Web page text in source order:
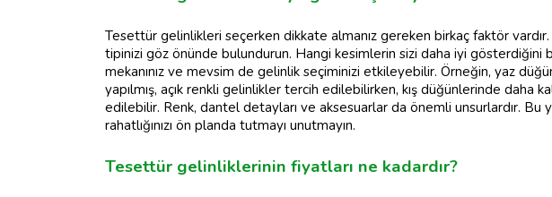
Tesettür gelinlikleri seçerken dikkate almanız gereken birkaç faktör vardır.
tipinizi göz önünde bulundurun. Hangi kesimlerin sizi daha iyi gösterdiğini
mekanınız ve mevsim de gelinlik seçiminizi etkileyebilir. Örneğin, yaz
yapılmış, açık renkli gelinlikler tercih edilebilirken, kış düğünlerinde daha
edilebilir. Renk, dantel detayları ve aksesuarlar da önemli unsurlardır. Bu
rahatlığınızı ön planda tutmayı unutmayın.
Tesettür gelinliklerinin fiyatları ne kadardır?